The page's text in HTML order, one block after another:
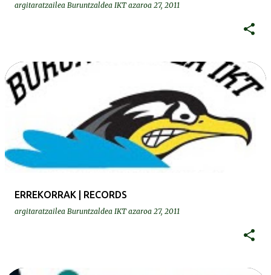
argitaratzailea Buruntzaldea IKT azaroa 27, 2011
ERREKORRAK | RECORDS
argitaratzailea Buruntzaldea IKT azaroa 27, 2011